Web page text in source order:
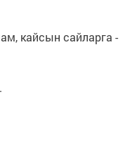
кайсын сайларга -